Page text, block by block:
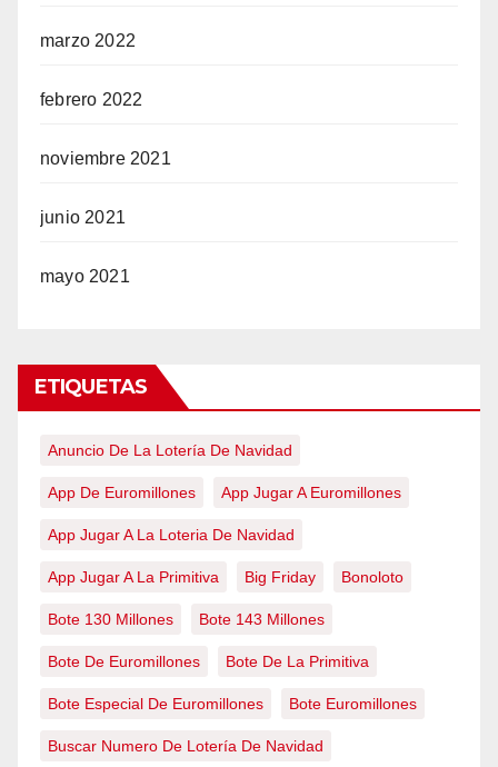
marzo 2022
febrero 2022
noviembre 2021
junio 2021
mayo 2021
ETIQUETAS
Anuncio De La Lotería De Navidad
App De Euromillones App Jugar A Euromillones
App Jugar A La Loteria De Navidad
App Jugar A La Primitiva Big Friday Bonoloto
Bote 130 Millones Bote 143 Millones
Bote De Euromillones Bote De La Primitiva
Bote Especial De Euromillones Bote Euromillones
Buscar Numero De Lotería De Navidad